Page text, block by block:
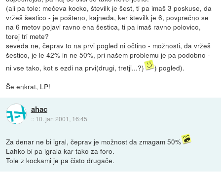
(ali pa tole: mečeva kocko, številk je šest, ti pa imaš 3 poskuse, da
vržeš šestico - je pošteno, kajneda, ker številk je 6, povprečno se
na 6 metov pojavi ravno ena šestica, ti pa imaš ravno polovico,
torej tri mete?
seveda ne, čeprav to na prvi pogled ni očtino - možnosti, da vržeš
šestico, je le 42% in ne 50%, pri našem problemu je pa podobno -
ni vse tako, kot s ezdi na prvi(drugi, tretji...?)
) pogled).
Še enkrat, LP!
ahac
:: 10. jan 2001, 16:45
Za denar ne bi igral, čeprav je možnost da zmagam 50%
Lahko bi pa igrala kar tako za foro.
Tole z kockami je pa čisto drugače.